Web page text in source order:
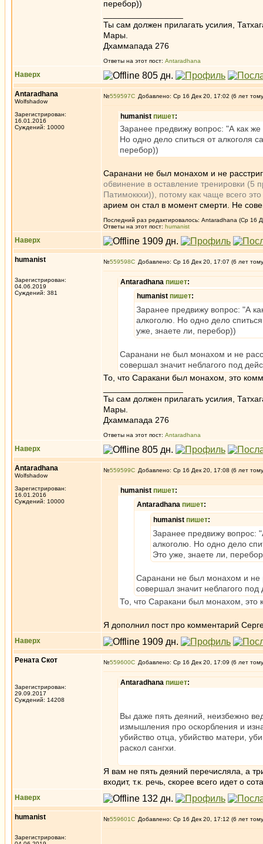
перебор))
Ты сам должен прилагать усилия,
Мары.
Дхаммапада 276
Ответы на этот пост: Antaradhana
Наверх
Antaradhana
Wolfshadow
Зарегистрирован:
16.01.2016
Суждений: 10000
№559597 Добавлено: Ср 16 Дек 20, 17:02 (6 лет
humanist пишет:
Заранее предвижу вопрос: "А как же
Но одно дело спиться от алкоголя
перебор))
Саранани не был монахом и не
обвинение в оставление тренировки (5
Патимоккхи)), потому как чаще всего
арием он стал в момент смерти. Не
Последний раз редактировалось: Antaradhana (Ср 16
Ответы на этот пост: humanist
Наверх
humanist
Зарегистрирован:
04.06.2019
Суждений: 381
№559598 Добавлено: Ср 16 Дек 20, 17:07 (6 лет
Antaradhana пишет:
humanist пишет:
Заранее предвижу вопрос: "А
алкоголю. Но одно дело
уже, знаете ли, перебор))
Саранани не был монахом и не
совершал значит неблагого под
То, что Саракани был монахом, это
Ты сам должен прилагать усилия,
Мары.
Дхаммапада 276
Ответы на этот пост: Antaradhana
Наверх
Antaradhana
Wolfshadow
Зарегистрирован:
16.01.2016
Суждений: 10000
№559599 Добавлено: Ср 16 Дек 20, 17:08 (6 лет
humanist пишет:
Antaradhana пишет:
humanist пишет:
Заранее предвижу вопрос:
алкоголю. Но одно дело
Это уже, знаете ли,
Саранани не был монахом и не
совершал значит неблагого
То, что Саракани был монахом, это
Я дополнил пост про комментарий
Наверх
Рената Скот
Зарегистрирован:
29.09.2017
Суждений: 14208
№559600 Добавлено: Ср 16 Дек 20, 17:09 (6 лет
Antaradhana пишет:
Вы даже пять деяний, неизбежно
измышления про оскорбления и
убийство отца, убийство матери,
раскол сангхи.
Я вам не пять деяний перечисляла, а
входит, т.к. речь, скорее всего идет о
Наверх
humanist
Зарегистрирован:
№559601 Добавлено: Ср 16 Дек 20, 17:12 (6 лет